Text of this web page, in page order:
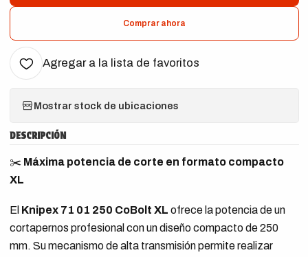
Comprar ahora
Agregar a la lista de favoritos
Mostrar stock de ubicaciones
DESCRIPCIÓN
✂️ Máxima potencia de corte en formato compacto
XL
El Knipex 71 01 250 CoBolt XL ofrece la potencia de un
cortapernos profesional con un diseño compacto de 250
mm. Su mecanismo de alta transmisión permite realizar